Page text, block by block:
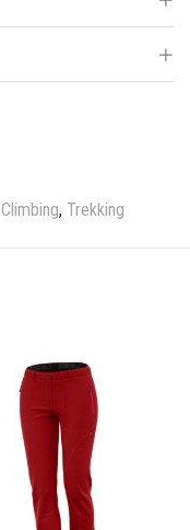
Climbing, Trekking